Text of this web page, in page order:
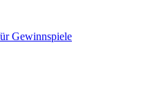
Gewinnspiele